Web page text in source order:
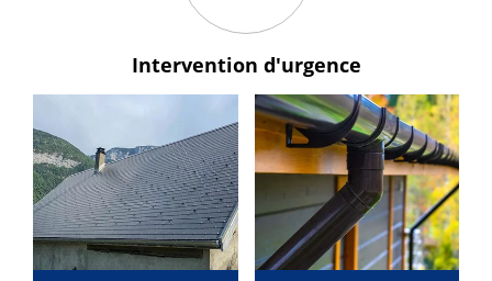
Intervention d'urgence